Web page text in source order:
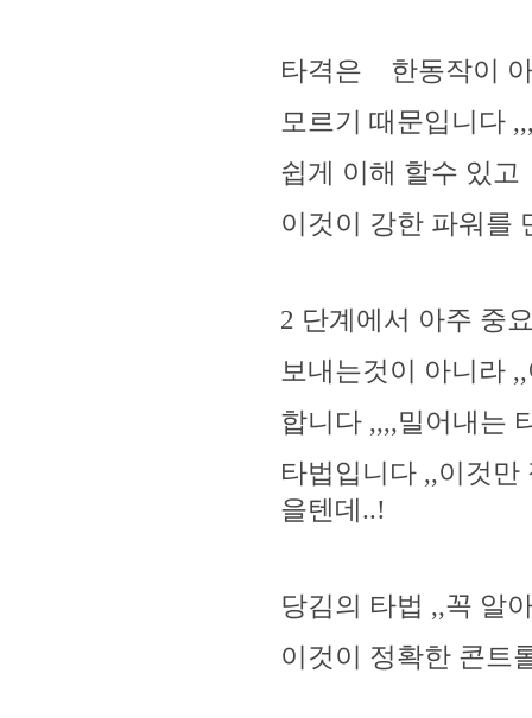
타격은 한동작이
모르기 때문입니다
쉽게 이해 할수 있고
이것이 강한 파워를
2 단계에서 아주 중
보내는것이 아니라
합니다 ,,,,밀어내는
타법입니다 ,,이것
을텐데..!
당김의 타법 ,,꼭 알
이것이 정확한 콘트